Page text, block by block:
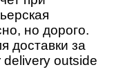
но дорого.
доставки за
outside